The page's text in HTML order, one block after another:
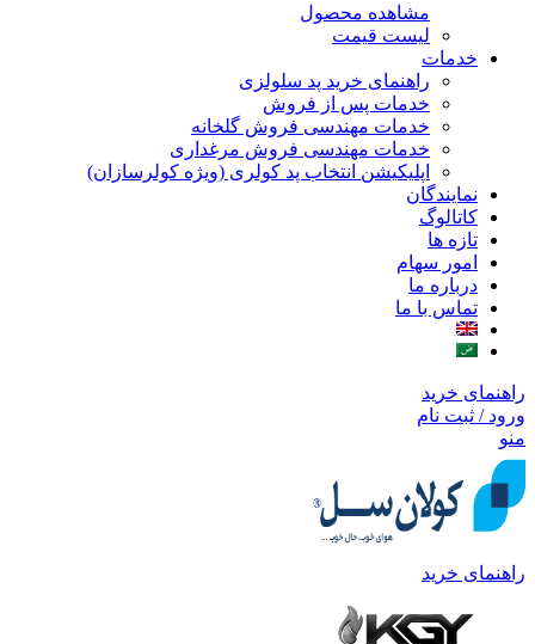
مشاهده محصول
لیست قیمت
خدمات
راهنمای خرید پد سلولزی
خدمات پس از فروش
خدمات مهندسی فروش گلخانه
خدمات مهندسی فروش مرغداری
اپلیکیشن انتخاب پد کولری (ویژه کولرسازان)
نمایندگان
کاتالوگ
تازه ها
امور سهام
درباره ما
تماس با ما
راهنمای خرید
ورود / ثبت نام
منو
راهنمای خرید